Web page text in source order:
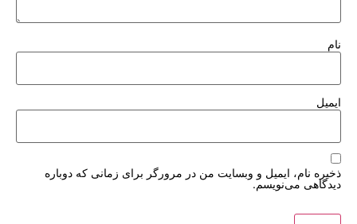
نام
ایمیل
ذخیره نام، ایمیل و وبسایت من در مرورگر برای زمانی که دوباره
دیدگاهی می‌نویسم.